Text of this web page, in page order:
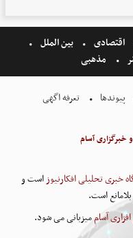
اقتصادی
بین الملل
مذهبی
پیوندها تعرفه اگهی
آسام
خبری تحلیلی افکارنیوزاست و
است.
آساممیزبانی می شود.